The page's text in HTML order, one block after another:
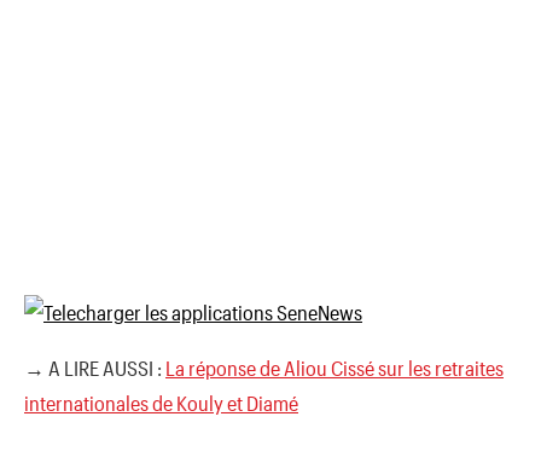
→ A LIRE AUSSI : La réponse de Aliou Cissé sur les retraites
internationales de Kouly et Diamé